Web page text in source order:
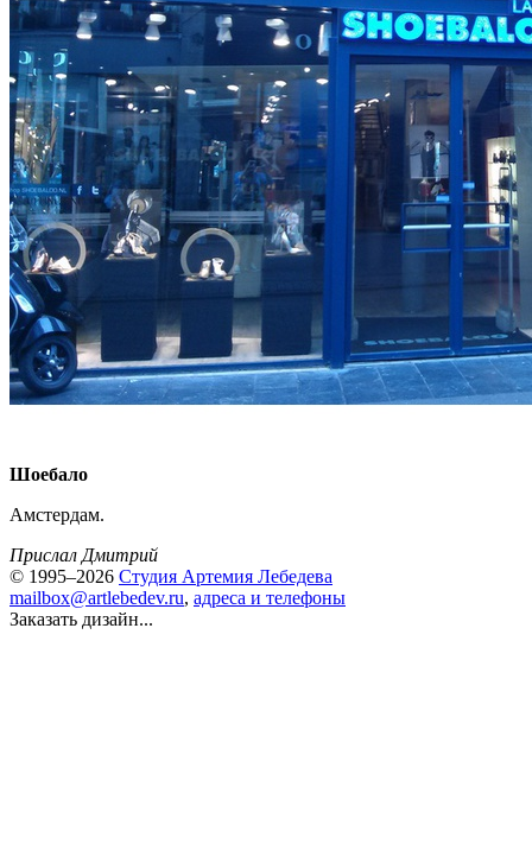
Шоебало
Амстердам.
Прислал Дмитрий
© 1995–2026 Студия Артемия Лебедева
mailbox@artlebedev.ru, адреса и телефоны
Заказать дизайн...